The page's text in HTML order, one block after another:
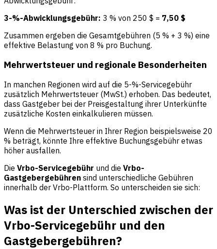
3-%-Abwicklungsgebühr: 3 % von 250 $ = 7,50 $
Zusammen ergeben die Gesamtgebühren (5 % + 3 %) eine
effektive Belastung von 8 % pro Buchung.
Mehrwertsteuer und regionale Besonderheiten
In manchen Regionen wird auf die 5-%-Servicegebühr
zusätzlich Mehrwertsteuer (MwSt.) erhoben. Das bedeutet,
dass Gastgeber bei der Preisgestaltung ihrer Unterkünfte
zusätzliche Kosten einkalkulieren müssen.
Wenn die Mehrwertsteuer in Ihrer Region beispielsweise 20
% beträgt, könnte Ihre effektive Buchungsgebühr etwas
höher ausfallen.
Die Vrbo-Servicegebühr und die Vrbo-
Gastgebergebühren sind unterschiedliche Gebühren
innerhalb der Vrbo-Plattform. So unterscheiden sie sich:
Was ist der Unterschied zwischen der
Vrbo-Servicegebühr und den
Gastgebergebühren?